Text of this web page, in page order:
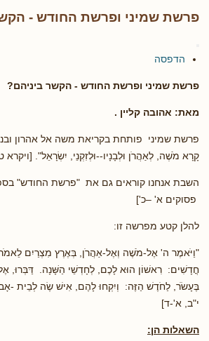
פרשת שמיני ופרשת החודש -
הדפסה
פרשת שמיני ופרשת החודש - הקשר ביניהם?
מאת: אהובה קליין .
פרשת שמיני פותחת בקריאת משה אל אהרון
קָרָא מֹשֶׁה, לְאַהֲרֹן וּלְבָנָיו--וּלְזִקְנֵי, יִשְׂרָאֵל". [ויקרא
השבת אנחנו קוראים גם את "פרשת החודש"
פסוקים א' –כ']
להלן קטע מפרשה זו:
"וַיֹּאמֶר ה' אֶל-מֹשֶׁה וְאֶל-אַהֲרֹן, בְּאֶרֶץ מִצְרַיִם
חֳדָשִׁים: רִאשׁוֹן הוּא לָכֶם, לְחָדְשֵׁי הַשָּׁנָה. דַּבְּרוּ,
בֶּעָשֹׂר, לַחֹדֶשׁ הַזֶּה: וְיִקְחוּ לָהֶם, אִישׁ שֶׂה לְבֵית -
י"ב, א'-ד]
השאלות הן: